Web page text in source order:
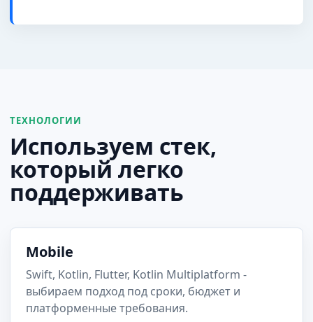
ТЕХНОЛОГИИ
Используем стек,
который легко
поддерживать
Mobile
Swift, Kotlin, Flutter, Kotlin Multiplatform -
выбираем подход под сроки, бюджет и
платформенные требования.